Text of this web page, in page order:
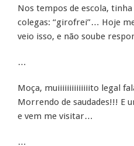
Nos tempos de escola,
colegas: “girofrei”… Hoje
veio isso, e não soube
…
Moça, muiiiiiiiiiiiiiito legal
Morrendo de saudades!!! E
e vem me visitar…
…